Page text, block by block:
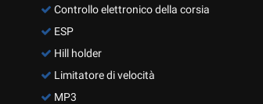
Controllo elettronico della corsia
ESP
Hill holder
Limitatore di velocità
MP3